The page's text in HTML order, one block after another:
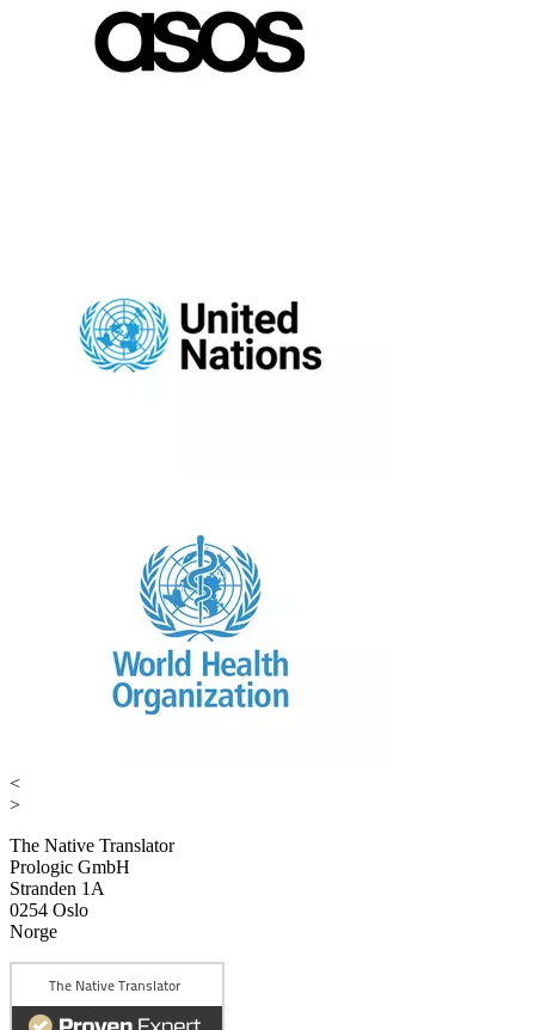
<
>
The Native Translator
Prologic GmbH
Stranden 1A
0254 Oslo
Norge